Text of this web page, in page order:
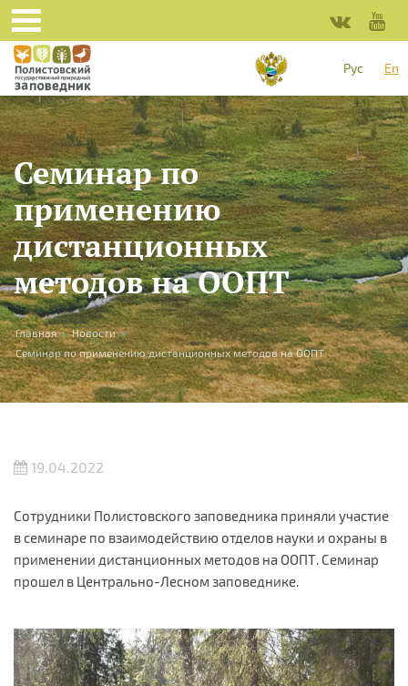
Skip to main content
Рус
En
Семинар по
применению
дистанционных
методов на ООПТ
You are here
Главная » Новости »
Семинар по применению дистанционных методов на ООПТ
19.04.2022
Сотрудники Полистовского заповедника приняли участие
в семинаре по взаимодействию отделов науки и охраны в
применении дистанционных методов на ООПТ. Семинар
прошел в Центрально-Лесном заповеднике.